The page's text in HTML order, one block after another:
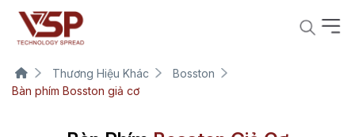
Thương Hiệu Khác
Bosston
Bàn phím Bosston giả cơ